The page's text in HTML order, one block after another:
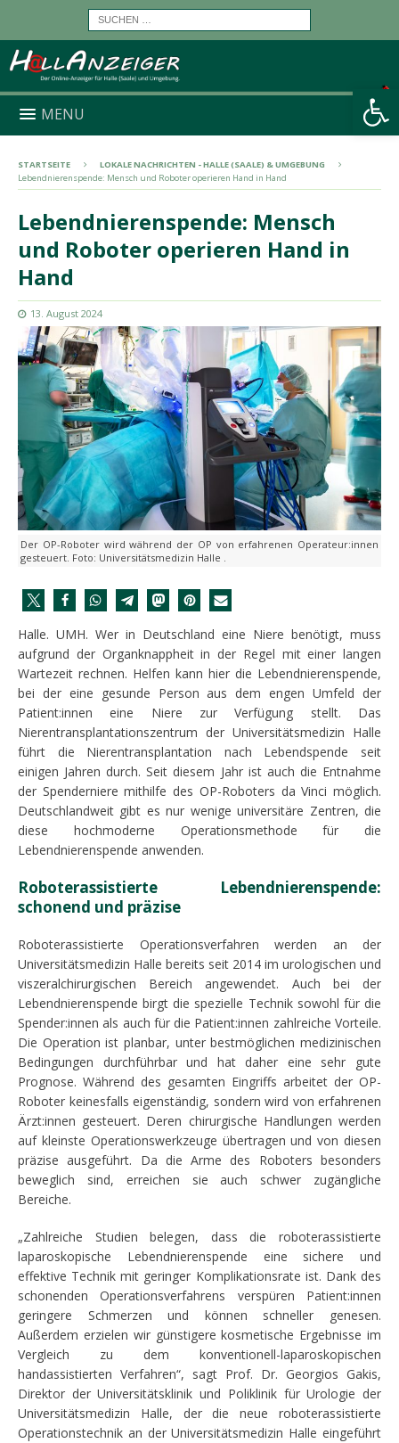
Werkzeugleiste öffnen
MENU
STARTSEITE
LOKALE NACHRICHTEN - HALLE (SAALE) & UMGEBUNG
Lebendnierenspende: Mensch und Roboter operieren Hand in Hand
Lebendnierenspende: Mensch
und Roboter operieren Hand in
Hand
13. August 2024
Der OP-Roboter wird während der OP von erfahrenen Operateur:innen
gesteuert. Foto: Universitätsmedizin Halle .
Halle. UMH. Wer in Deutschland eine Niere benötigt, muss
aufgrund der Organknappheit in der Regel mit einer langen
Wartezeit rechnen. Helfen kann hier die Lebendnierenspende,
bei der eine gesunde Person aus dem engen Umfeld der
Patient:innen eine Niere zur Verfügung stellt. Das
Nierentransplantationszentrum der Universitätsmedizin Halle
führt die Nierentransplantation nach Lebendspende seit
einigen Jahren durch. Seit diesem Jahr ist auch die Entnahme
der Spenderniere mithilfe des OP-Roboters da Vinci möglich.
Deutschlandweit gibt es nur wenige universitäre Zentren, die
diese hochmoderne Operationsmethode für die
Lebendnierenspende anwenden.
Roboterassistierte Lebendnierenspende:
schonend und präzise
Roboterassistierte Operationsverfahren werden an der
Universitätsmedizin Halle bereits seit 2014 im urologischen und
viszeralchirurgischen Bereich angewendet. Auch bei der
Lebendnierenspende birgt die spezielle Technik sowohl für die
Spender:innen als auch für die Patient:innen zahlreiche Vorteile.
Die Operation ist planbar, unter bestmöglichen medizinischen
Bedingungen durchführbar und hat daher eine sehr gute
Prognose. Während des gesamten Eingriffs arbeitet der OP-
Roboter keinesfalls eigenständig, sondern wird von erfahrenen
Ärzt:innen gesteuert. Deren chirurgische Handlungen werden
auf kleinste Operationswerkzeuge übertragen und von diesen
präzise ausgeführt. Da die Arme des Roboters besonders
beweglich sind, erreichen sie auch schwer zugängliche
Bereiche.
„Zahlreiche Studien belegen, dass die roboterassistierte
laparoskopische Lebendnierenspende eine sichere und
effektive Technik mit geringer Komplikationsrate ist. Dank des
schonenden Operationsverfahrens verspüren Patient:innen
geringere Schmerzen und können schneller genesen.
Außerdem erzielen wir günstigere kosmetische Ergebnisse im
Vergleich zu dem konventionell-laparoskopischen
handassistierten Verfahren“, sagt Prof. Dr. Georgios Gakis,
Direktor der Universitätsklinik und Poliklinik für Urologie der
Universitätsmedizin Halle, der die neue roboterassistierte
Operationstechnik an der Universitätsmedizin Halle eingeführt